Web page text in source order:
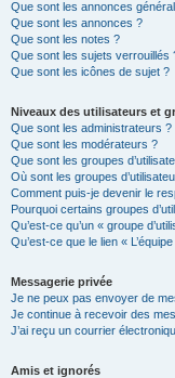
Que sont les annonces
Que sont les annonces ?
Que sont les notes ?
Que sont les sujets verrouillés
Que sont les icônes de sujet ?
Niveaux des utilisateurs et
Que sont les administrateurs ?
Que sont les modérateurs ?
Que sont les groupes
Où sont les groupes
Comment puis-je devenir le
Pourquoi certains groupes
Qu’est-ce qu’un « groupe
Qu’est-ce que le lien «
Messagerie privée
Je ne peux pas envoyer de
Je continue à recevoir des
J’ai reçu un courrier
Amis et ignorés